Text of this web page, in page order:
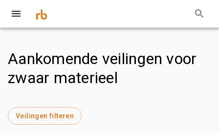
Aankomende veilingen voor
zwaar materieel
Veilingen filteren